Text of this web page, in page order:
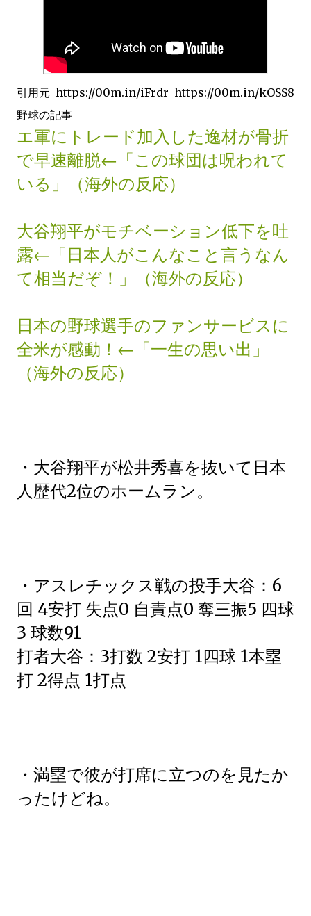
引用元 https://00m.in/iFrdr https://00m.in/kOSS8
野球の記事
エ軍にトレード加入した逸材が骨折
で早速離脱←「この球団は呪われて
いる」（海外の反応）
大谷翔平がモチベーション低下を吐
露←「日本人がこんなこと言うなん
て相当だぞ！」（海外の反応）
日本の野球選手のファンサービスに
全米が感動！←「一生の思い出」
（海外の反応）
・大谷翔平が松井秀喜を抜いて日本
人歴代2位のホームラン。
・アスレチックス戦の投手大谷：6
回 4安打 失点0 自責点0 奪三振5 四球
3 球数91
打者大谷：3打数 2安打 1四球 1本塁
打 2得点 1打点
・満塁で彼が打席に立つのを見たか
ったけどね。